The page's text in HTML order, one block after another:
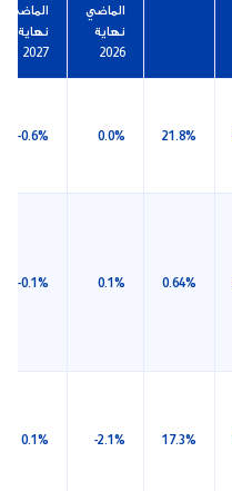
الماضي
نهاية
2026
الماضي
نهاية
2027
21.8%
0.0%
-0.6%
0.64%
0.1%
-0.1%
17.3%
-2.1%
0.1%